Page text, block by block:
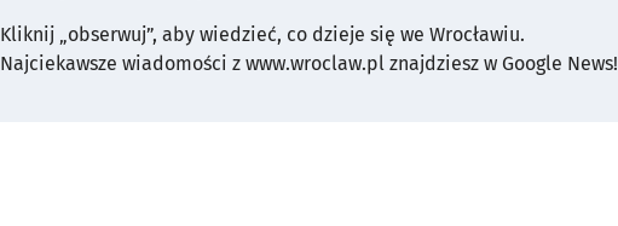
Kliknij „obserwuj”, aby wiedzieć, co dzieje się we Wrocławiu.
Najciekawsze wiadomości z www.wroclaw.pl znajdziesz w Google News!